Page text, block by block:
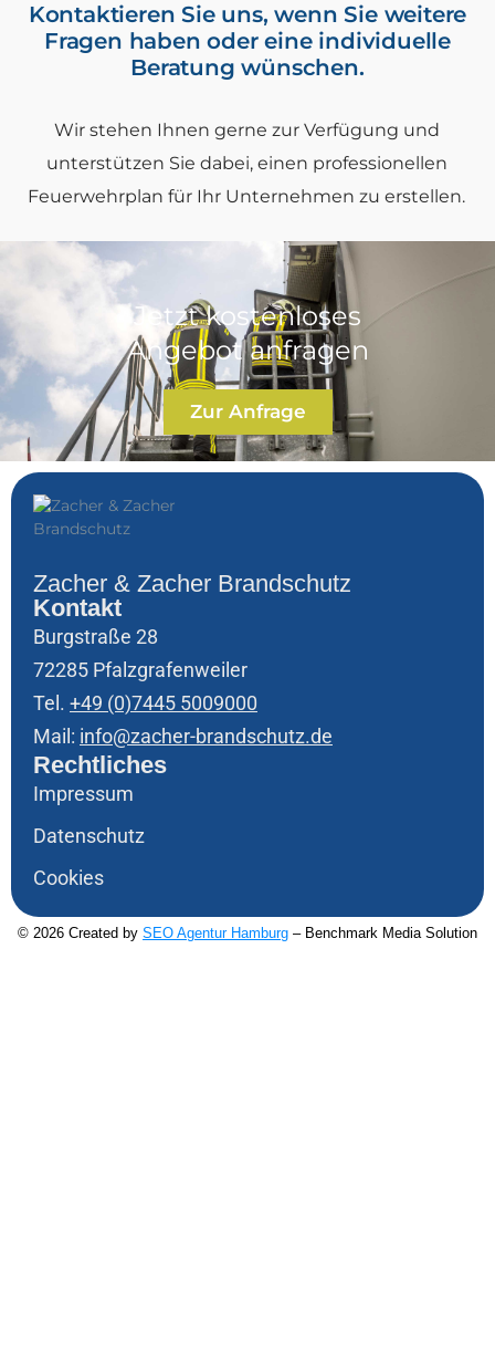
Kontaktieren Sie uns, wenn Sie weitere
Fragen haben oder eine individuelle
Beratung wünschen.
Wir stehen Ihnen gerne zur Verfügung und
unterstützen Sie dabei, einen professionellen
Feuerwehrplan für Ihr Unternehmen zu erstellen.
Jetzt kostenloses
Angebot anfragen
Zur Anfrage
Zacher & Zacher Brandschutz
Kontakt
Burgstraße 28
72285 Pfalzgrafenweiler
Tel. +49 (0)7445 5009000
Mail: info@zacher-brandschutz.de
Rechtliches
Impressum
Datenschutz
Cookies
© 2026 Created by SEO Agentur Hamburg – Benchmark Media Solution